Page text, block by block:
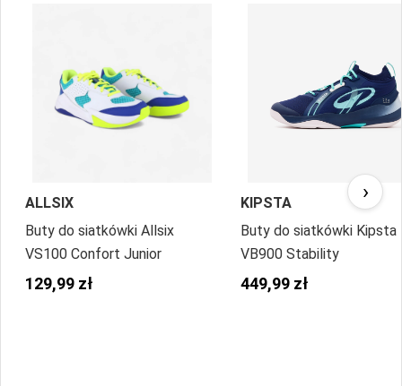
ALLSIX
Buty do siatkówki Allsix
VS100 Confort Junior
129,99 zł
KIPSTA
Buty do siatkówki Kipsta
VB900 Stability
449,99 zł
›